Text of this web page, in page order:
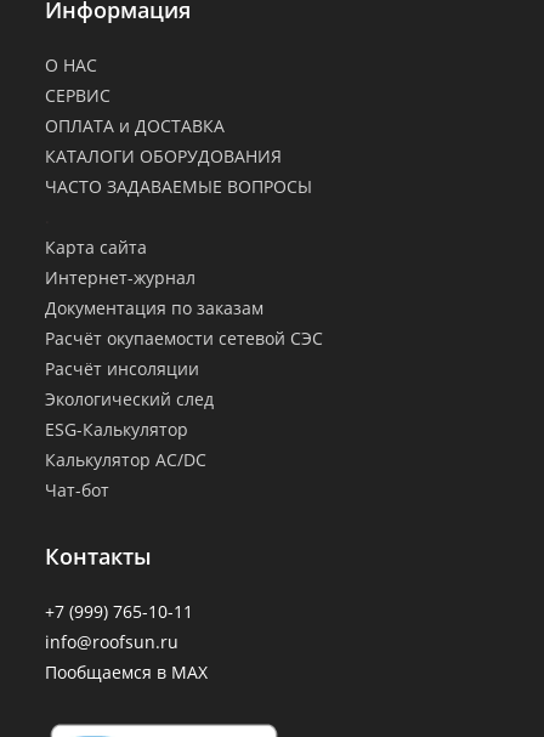
Информация
О НАС
СЕРВИС
ОПЛАТА и ДОСТАВКА
КАТАЛОГИ ОБОРУДОВАНИЯ
ЧАСТО ЗАДАВАЕМЫЕ ВОПРОСЫ
Карта сайта
Интернет-журнал
Документация по заказам
Расчёт окупаемости сетевой СЭС
Расчёт инсоляции
Экологический след
ESG-Калькулятор
Калькулятор AC/DC
Чат-бот
Контакты
+7 (999) 765-10-11
info@roofsun.ru
Пообщаемся в MAX